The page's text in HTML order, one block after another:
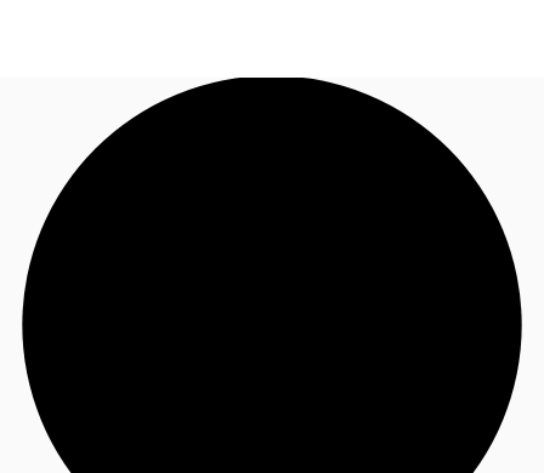
オフィス・事務所
倉庫・物流センター
お電話